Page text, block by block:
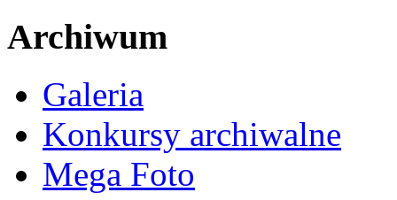
Archiwum
Galeria
Konkursy archiwalne
Mega Foto